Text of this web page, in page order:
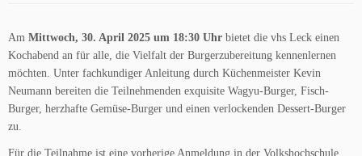
Am Mittwoch, 30. April 2025 um 18:30 Uhr bietet die vhs Leck einen
Kochabend an für alle, die Vielfalt der Burgerzubereitung kennenlernen
möchten. Unter fachkundiger Anleitung durch Küchenmeister Kevin
Neumann bereiten die Teilnehmenden exquisite Wagyu-Burger, Fisch-
Burger, herzhafte Gemüse-Burger und einen verlockenden Dessert-Burger
zu.
Für die Teilnahme ist eine vorherige Anmeldung in der Volkshochschule